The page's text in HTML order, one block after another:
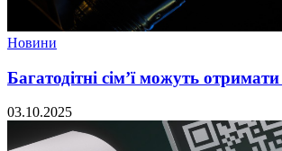
Новини
Багатодітні сім’ї можуть
03.10.2025